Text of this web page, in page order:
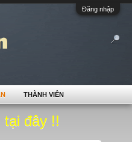
Đăng nhập
tại đây !!
THÀNH VIÊN